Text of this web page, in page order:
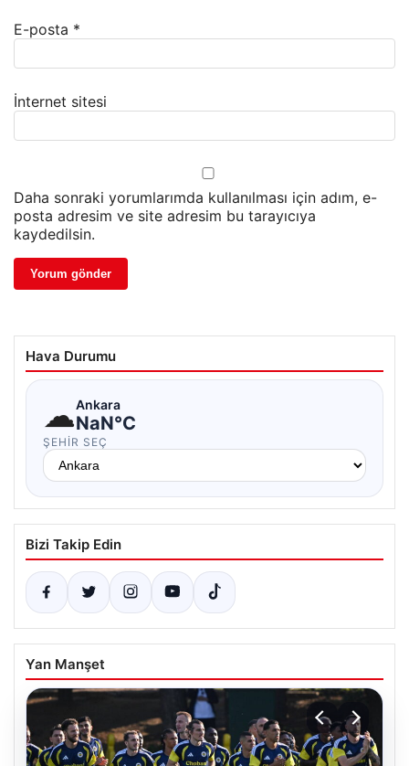
E-posta *
İnternet sitesi
Daha sonraki yorumlarımda kullanılması için adım, e-
posta adresim ve site adresim bu tarayıcıya
kaydedilsin.
Hava Durumu
☁Ankara
NaN°C
ŞEHIR SEÇ
Bizi Takip Edin
Yan Manşet